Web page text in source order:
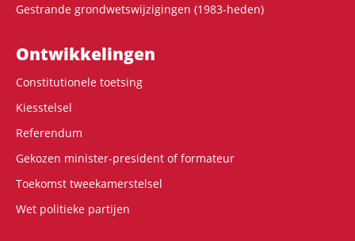
Gestrande grondwetswijzigingen (1983-heden)
Ontwikke­lingen
Constitutionele toetsing
Kiesstelsel
Referendum
Gekozen minister-president of formateur
Toekomst tweekamerstelsel
Wet politieke partijen